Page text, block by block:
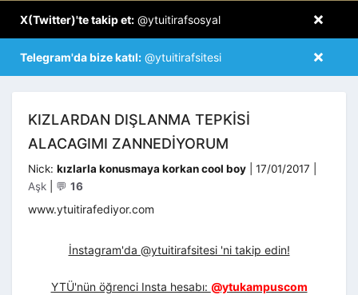
×
X(Twitter)'te takip et: @ytuitirafsosyal
×
Telegram'da bize katıl: @ytuitirafsitesi
KIZLARDAN DIŞLANMA TEPKISI
ALACAGIMI ZANNEDIYORUM
Nick: kızlarla konusmaya korkan cool boy 17/01/2017
Aşk
💬 16
www.ytuitirafediyor.com
İnstagram'da @ytuitirafsitesi 'ni takip edin!
YTÜ'nün öğrenci Insta hesabı: @ytukampuscom